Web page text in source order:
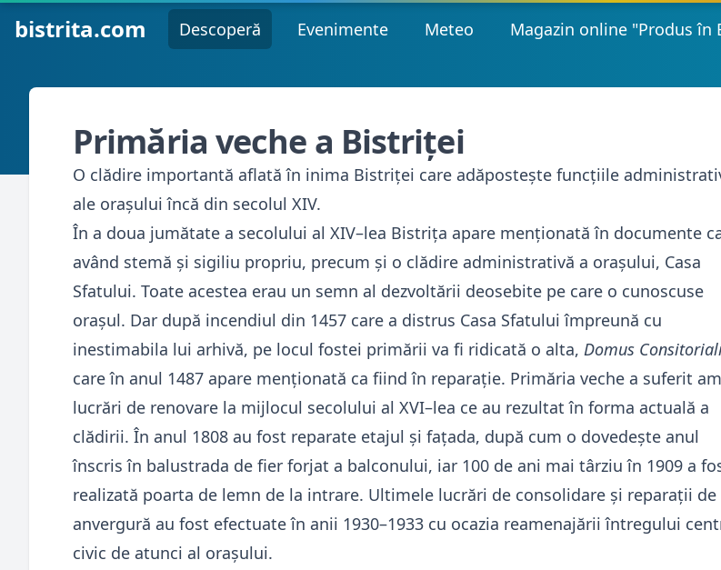
bistrita.com Descoperă Evenimente Meteo Magazin online "Produs în
Primăria veche a Bistriței
O clădire importantă aflată în inima Bistriței care adăpostește funcțiile
ale orașului încă din secolul XIV.
În a doua jumătate a secolului al XIV–lea Bistriţa apare menţionată în documente
având stemă şi sigiliu propriu, precum şi o clădire administrativă a orașului, Casa
Sfatului. Toate acestea erau un semn al dezvoltării deosebite pe care o cunoscuse
oraşul. Dar după incendiul din 1457 care a distrus Casa Sfatului împreună cu
inestimabila lui arhivă, pe locul fostei primării va fi ridicată o alta, Domus
care în anul 1487 apare menţionată ca fiind în reparaţie. Primăria veche a suferit
lucrări de renovare la mijlocul secolului al XVI–lea ce au rezultat în forma actuală a
clădirii. În anul 1808 au fost reparate etajul și fațada, după cum o dovedeşte anul
înscris în balustrada de fier forjat a balconului, iar 100 de ani mai târziu în 1909 a
realizată poarta de lemn de la intrare. Ultimele lucrări de consolidare şi reparaţii de
anvergură au fost efectuate în anii 1930–1933 cu ocazia reamenajării întregului
civic de atunci al oraşului.